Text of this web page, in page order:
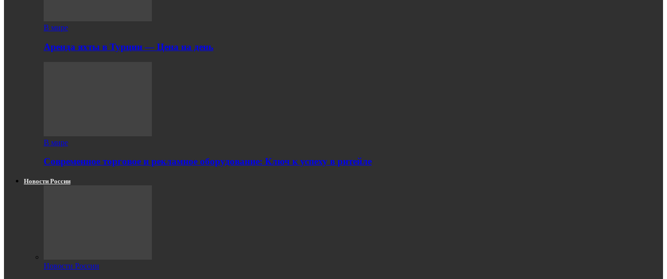
В мире
Аренда яхты в Турции — Цена на день
В мире
Современное торговое и рекламное оборудование: Ключ к успеху в ритейле
Новости России
Новости России